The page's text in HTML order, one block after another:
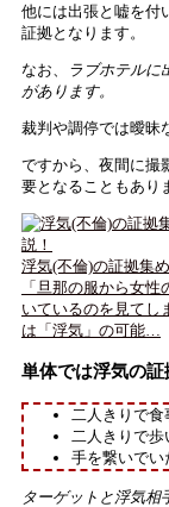
他には出張と嘘を付
証拠となります。
なお、
ラブホテルに
があります。
裁判や調停では曖昧
ですから、夜間に撮
要となることもあり
浮気(不倫)の証拠集
「旦那の服から女
いているのを見て
は「浮気」の可能…
単体では浮気の
二人きりで
二人きりで
手を繋いでい
ターゲットと浮気